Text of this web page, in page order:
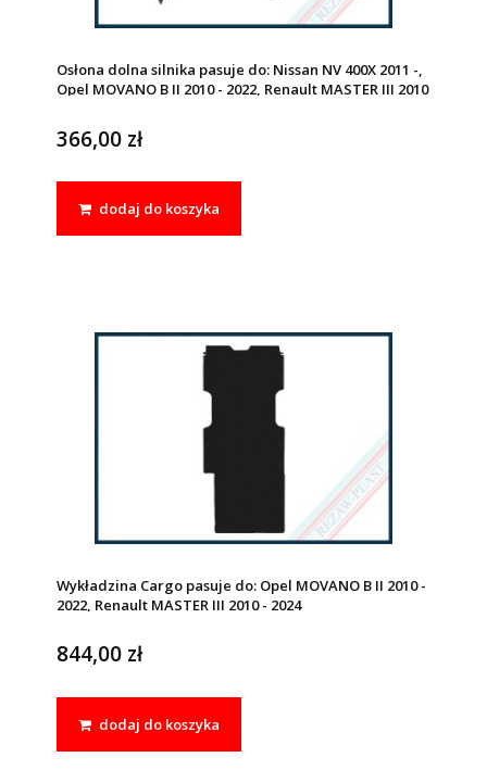
Osłona dolna silnika pasuje do: Nissan NV 400X 2011 -,
Opel MOVANO B II 2010 - 2022, Renault MASTER III 2010
366,00 zł
dodaj do koszyka
Wykładzina Cargo pasuje do: Opel MOVANO B II 2010 -
2022, Renault MASTER III 2010 - 2024
844,00 zł
dodaj do koszyka